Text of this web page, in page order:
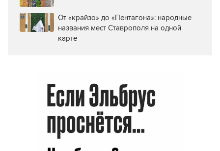
От «крайзо» до «Пентагона»: народные
названия мест Ставрополя на одной
карте